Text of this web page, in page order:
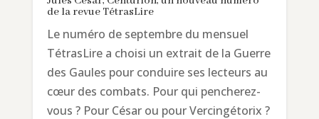
de la revue TétrasLire
Le numéro de septembre du mensuel
TétrasLire a choisi un extrait de la Guerre
des Gaules pour conduire ses lecteurs au
cœur des combats. Pour qui pencherez-
vous ? Pour César ou pour Vercingétorix ?